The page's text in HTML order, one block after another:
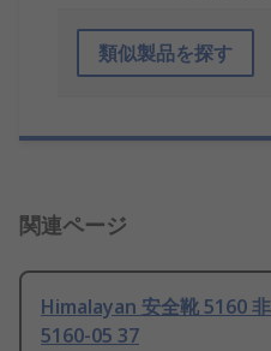
類似製品を探す
関連ページ
Himalayan 安全靴 5160
5160-05 37